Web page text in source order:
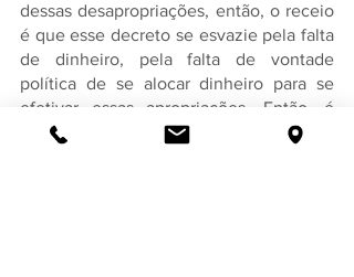
dessas desapropriações, então, o receio
é que esse decreto se esvazie pela falta
de dinheiro, pela falta de vontade
política de se alocar dinheiro para se
efetivar essas apropriações. Então, é
uma vitória muito importante, mas é um